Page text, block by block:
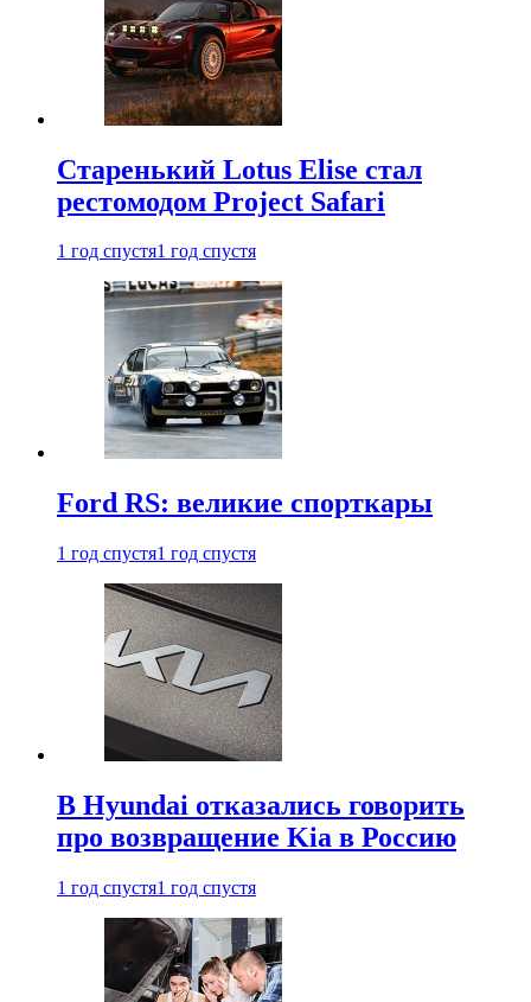
Старенький Lotus Elise стал
рестомодом Project Safari
1 год спустя1 год спустя
Ford RS: великие спорткары
1 год спустя1 год спустя
В Hyundai отказались говорить
про возвращение Kia в Россию
1 год спустя1 год спустя